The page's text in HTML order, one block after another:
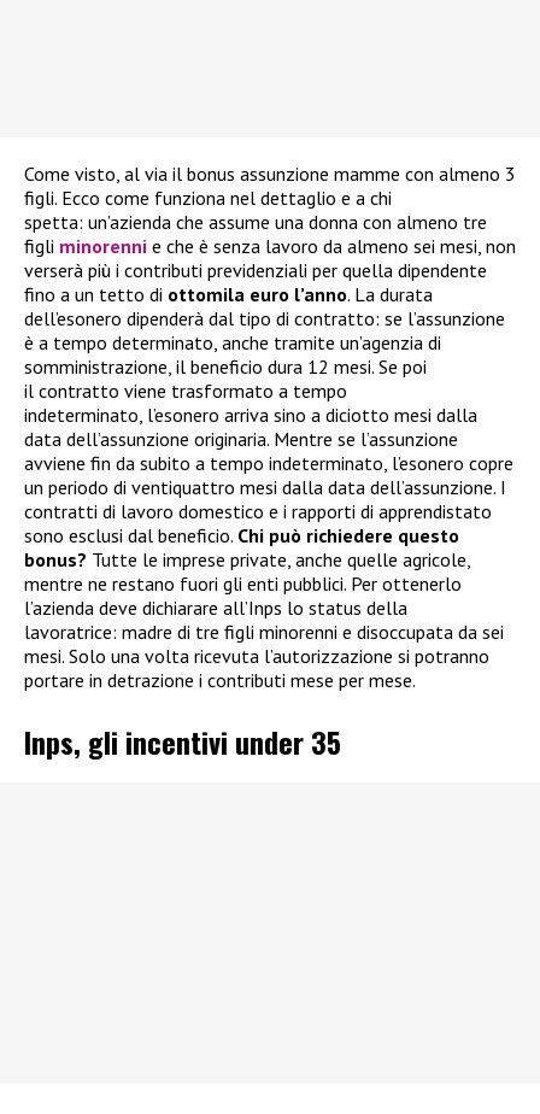
Come visto, al via il bonus assunzione mamme con almeno 3
figli. Ecco come funziona nel dettaglio e a chi
spetta: un’azienda che assume una donna con almeno tre
figli minorenni e che è senza lavoro da almeno sei mesi, non
verserà più i contributi previdenziali per quella dipendente
fino a un tetto di ottomila euro l’anno. La durata
dell’esonero dipenderà dal tipo di contratto: se l’assunzione
è a tempo determinato, anche tramite un’agenzia di
somministrazione, il beneficio dura 12 mesi. Se poi
il contratto viene trasformato a tempo
indeterminato, l’esonero arriva sino a diciotto mesi dalla
data dell’assunzione originaria. Mentre se l’assunzione
avviene fin da subito a tempo indeterminato, l’esonero copre
un periodo di ventiquattro mesi dalla data dell’assunzione. I
contratti di lavoro domestico e i rapporti di apprendistato
sono esclusi dal beneficio. Chi può richiedere questo
bonus? Tutte le imprese private, anche quelle agricole,
mentre ne restano fuori gli enti pubblici. Per ottenerlo
l’azienda deve dichiarare all’Inps lo status della
lavoratrice: madre di tre figli minorenni e disoccupata da sei
mesi. Solo una volta ricevuta l’autorizzazione si potranno
portare in detrazione i contributi mese per mese.
Inps, gli incentivi under 35